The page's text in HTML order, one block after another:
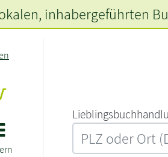
, inhabergeführten